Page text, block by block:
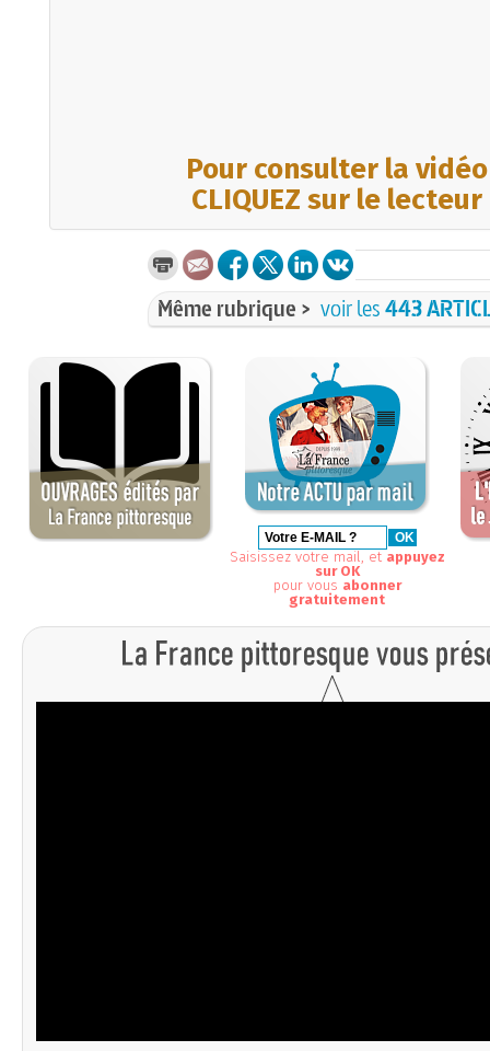
Pour consulter la vidéo
CLIQUEZ sur le lecteur
Même rubrique > voir les443
Saisissez votre mail, et appuyez
sur OK
pour vous abonner
gratuitement